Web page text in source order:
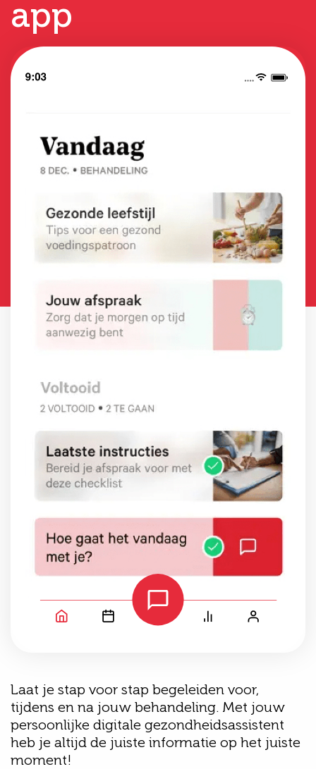
app
Laat je stap voor stap begeleiden voor,
tijdens en na jouw behandeling. Met jouw
persoonlijke digitale gezondheidsassistent
heb je altijd de juiste informatie op het juiste
moment!